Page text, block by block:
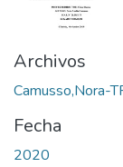
Archivos
Camusso,Nora-
Fecha
2020